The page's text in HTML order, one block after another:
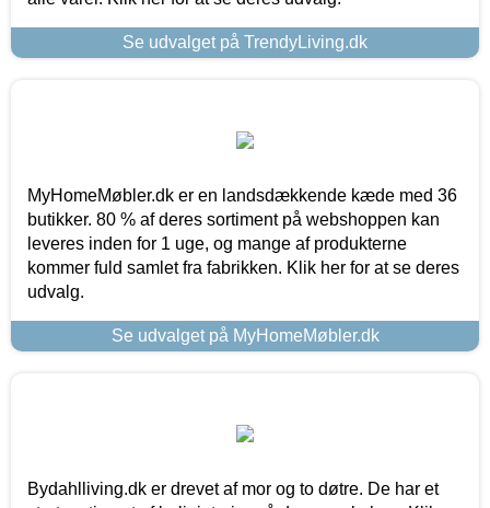
Se udvalget på TrendyLiving.dk
MyHomeMøbler.dk er en landsdækkende kæde med 36
butikker. 80 % af deres sortiment på webshoppen kan
leveres inden for 1 uge, og mange af produkterne
kommer fuld samlet fra fabrikken. Klik her for at se deres
udvalg.
Se udvalget på MyHomeMøbler.dk
Bydahlliving.dk er drevet af mor og to døtre. De har et